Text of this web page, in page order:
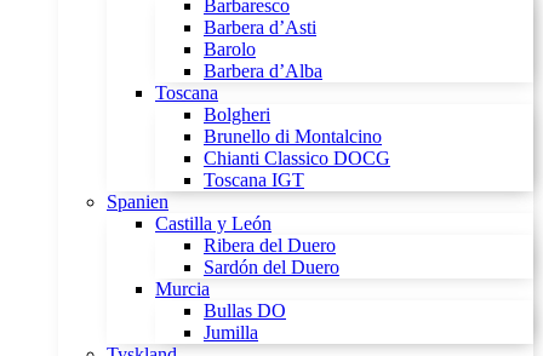
Barbaresco
Barbera d’Asti
Barolo
Barbera d’Alba
Toscana
Bolgheri
Brunello di Montalcino
Chianti Classico DOCG
Toscana IGT
Spanien
Castilla y León
Ribera del Duero
Sardón del Duero
Murcia
Bullas DO
Jumilla